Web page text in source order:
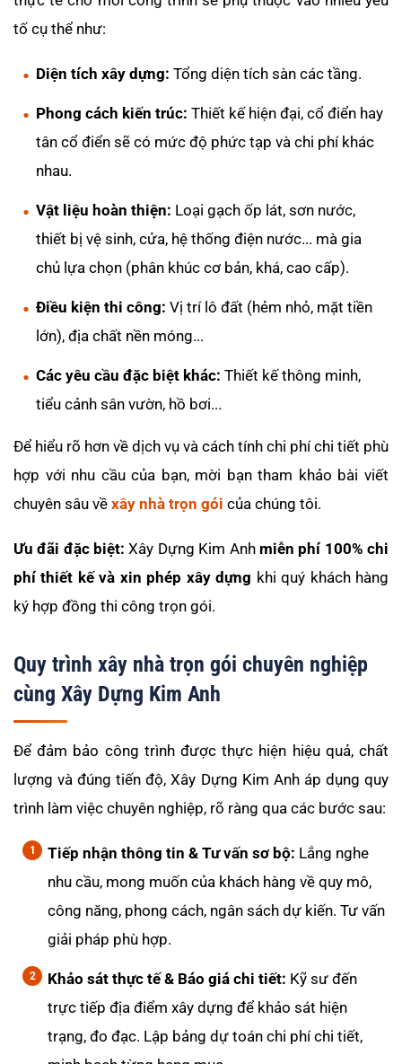
tố cụ thể như:
Diện tích xây dựng: Tổng diện tích sàn các tầng.
Phong cách kiến trúc: Thiết kế hiện đại, cổ điển hay
tân cổ điển sẽ có mức độ phức tạp và chi phí khác
nhau.
Vật liệu hoàn thiện: Loại gạch ốp lát, sơn nước,
thiết bị vệ sinh, cửa, hệ thống điện nước... mà gia
chủ lựa chọn (phân khúc cơ bản, khá, cao cấp).
Điều kiện thi công: Vị trí lô đất (hẻm nhỏ, mặt tiền
lớn), địa chất nền móng...
Các yêu cầu đặc biệt khác: Thiết kế thông minh,
tiểu cảnh sân vườn, hồ bơi...
Để hiểu rõ hơn về dịch vụ và cách tính chi phí chi tiết phù
hợp với nhu cầu của bạn, mời bạn tham khảo bài viết
chuyên sâu về xây nhà trọn gói của chúng tôi.
Ưu đãi đặc biệt: Xây Dựng Kim Anh miễn phí 100% chi
phí thiết kế và xin phép xây dựng khi quý khách hàng
ký hợp đồng thi công trọn gói.
Quy trình xây nhà trọn gói chuyên nghiệp
cùng Xây Dựng Kim Anh
Để đảm bảo công trình được thực hiện hiệu quả, chất
lượng và đúng tiến độ, Xây Dựng Kim Anh áp dụng quy
trình làm việc chuyên nghiệp, rõ ràng qua các bước sau:
Tiếp nhận thông tin & Tư vấn sơ bộ: Lắng nghe
nhu cầu, mong muốn của khách hàng về quy mô,
công năng, phong cách, ngân sách dự kiến. Tư vấn
giải pháp phù hợp.
Khảo sát thực tế & Báo giá chi tiết: Kỹ sư đến
trực tiếp địa điểm xây dựng để khảo sát hiện
trạng, đo đạc. Lập bảng dự toán chi phí chi tiết,